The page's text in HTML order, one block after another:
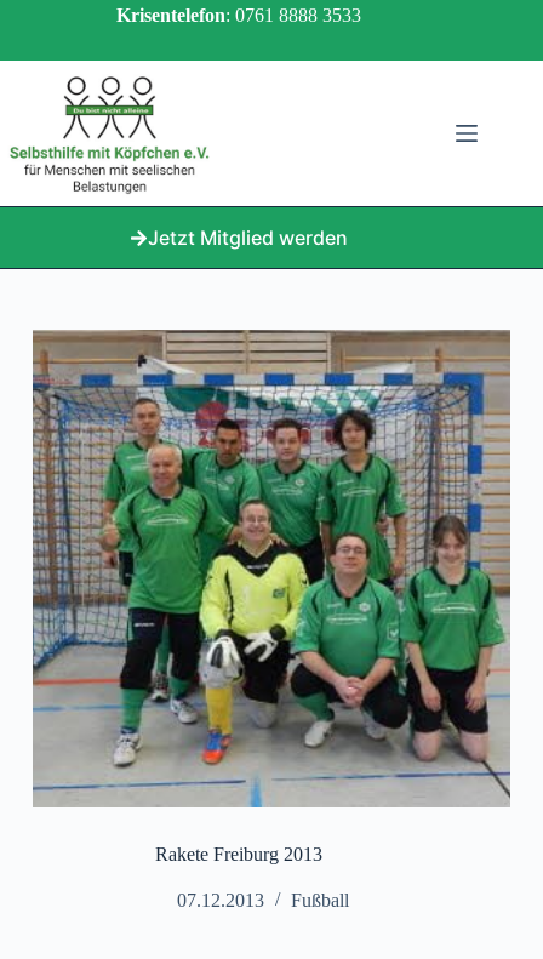
Krisentelefon: 0761 8888 3533
Jetzt Mitglied werden
Rakete Freiburg 2013
07.12.2013 Fußball